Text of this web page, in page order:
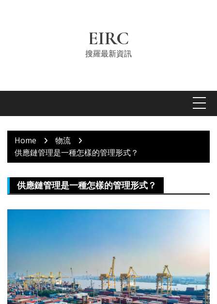
EIRC
搜羅最新資訊
Home
物流
供應鏈管理是一種怎樣的管理形式？
供應鏈管理是一種怎樣的管理形式？